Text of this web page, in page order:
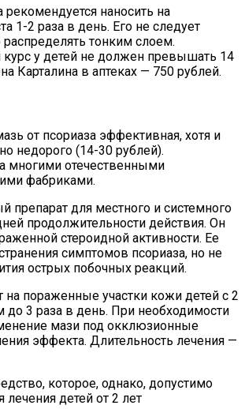
рекомендуется наносить на
1-2 раза в день. Его не следует
распределять тонким слоем.
курс у детей не должен превышать 14
Карталина в аптеках — 750 рублей.
от псориаза эффективная, хотя и
недорого (14-30 рублей).
многими отечественными
фабриками.
препарат для местного и системного
продолжительности действия. Он
стероидной активности. Ее
симптомов псориаза, но не
острых побочных реакций.
на пораженные участки кожи детей с 2
до 3 раза в день. При необходимости
мази под окклюзионные
эффекта. Длительность лечения —
которое, однако, допустимо
лечения детей от 2 лет